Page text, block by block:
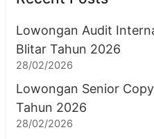
Lowongan Audit
Blitar Tahun 2026
28/02/2026
Lowongan Senior
Tahun 2026
28/02/2026